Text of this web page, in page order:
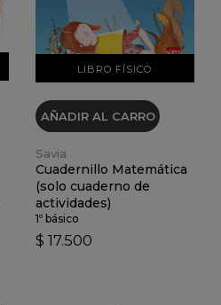
LIBRO FÍSICO
AÑADIR AL CARRO
Savia
Cuadernillo Matemática
(solo cuaderno de
actividades)
1º básico
$ 17.500